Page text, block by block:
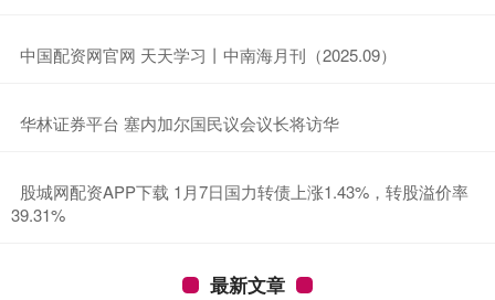
​中国配资网官网 天天学习丨中南海月刊（2025.09）
​华林证券平台 塞内加尔国民议会议长将访华
​股城网配资APP下载 1月7日国力转债上涨1.43%，转股溢价率
39.31%
最新文章